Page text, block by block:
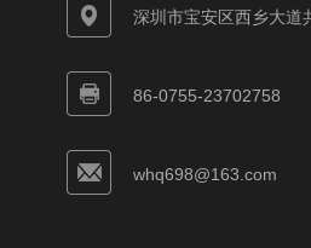
深圳市宝安区西乡大道
86-0755-23702758
whq698@163.com